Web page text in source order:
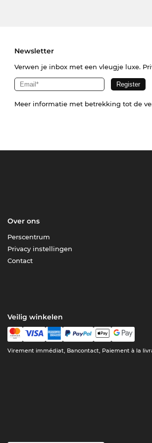
Newsletter
Verwen je inbox met een vleugje luxe.
Meer informatie met betrekking tot de
Over ons
Perscentrum
Privacy instellingen
Contact
Veilig winkelen
Virement immédiat, Bancontact, Paiement à la